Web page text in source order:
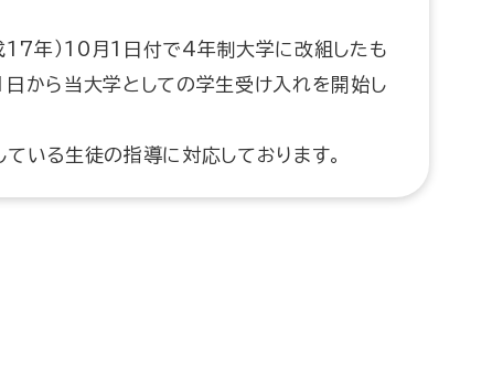
年）10月1日付で4年制大学に改組したも
から当大学としての学生受け入れを開始し
いる生徒の指導に対応しております。